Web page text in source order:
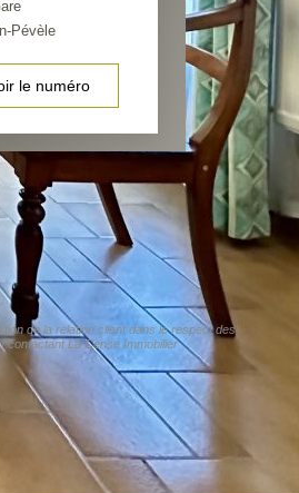
Pévèle
le numéro
de la relation client dans le respect des
contactant La Cense Immobilier